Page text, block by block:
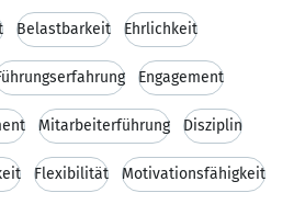
Belastbarkeit Ehrlichkeit
Engagement
Mitarbeiterführung Disziplin
Flexibilität Motivationsfähigkeit